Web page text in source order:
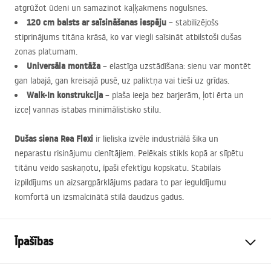
atgrūžot ūdeni un samazinot kaļķakmens nogulsnes.
120 cm balsts ar saīsināšanas iespēju – stabilizējošs
stiprinājums titāna krāsā, ko var viegli saīsināt atbilstoši dušas
zonas platumam.
Universāla montāža – elastīga uzstādīšana: sienu var montēt
gan labajā, gan kreisajā pusē, uz paliktņa vai tieši uz grīdas.
Walk-In konstrukcija – plaša ieeja bez barjerām, ļoti ērta un
izceļ vannas istabas minimālistisko stilu.
Dušas siena Rea Flexi ir lieliska izvēle industriālā šika un
neparastu risinājumu cienītājiem. Pelēkais stikls kopā ar slīpētu
titānu veido saskaņotu, īpaši efektīgu kopskatu. Stabilais
izpildījums un aizsargpārklājums padara to par ieguldījumu
komfortā un izsmalcinātā stilā daudzus gadus.
Īpašības